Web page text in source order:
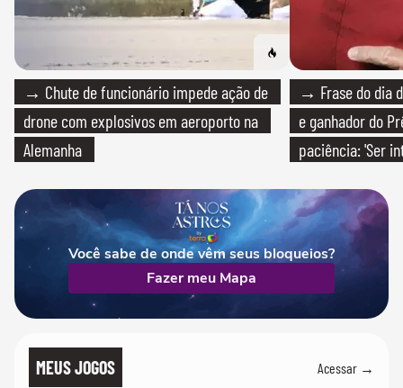
→ Chute de funcionário impede ação de
drone com explosivos em aeroporto na
Alemanha
→ Frase do dia
e ganhador do
paciência: 'Ser
Você sabe de onde vêm seus bloqueios?
Fazer meu Mapa
MEUS JOGOS Acessar →